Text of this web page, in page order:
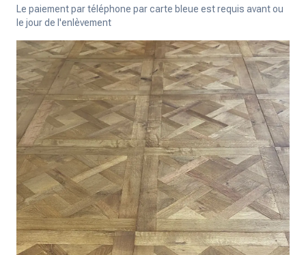
Le paiement par téléphone par carte bleue est requis avant ou
le jour de l'enlèvement